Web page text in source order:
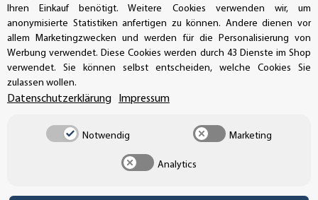
info@aufkleberdealer.de
UNSER AFFILIATE-PROGRAMM
Ihren Einkauf benötigt. Weitere Cookies verwenden wir, um
anonymisierte Statistiken anfertigen zu können. Andere dienen vor
allem Marketingzwecken und werden für die Personalisierung von
Werbung verwendet. Diese Cookies werden durch 43 Dienste im Shop
verwendet. Sie können selbst entscheiden, welche Cookies Sie
zulassen wollen.
Datenschutzerklärung Impressum
Notwendig Marketing
Analytics